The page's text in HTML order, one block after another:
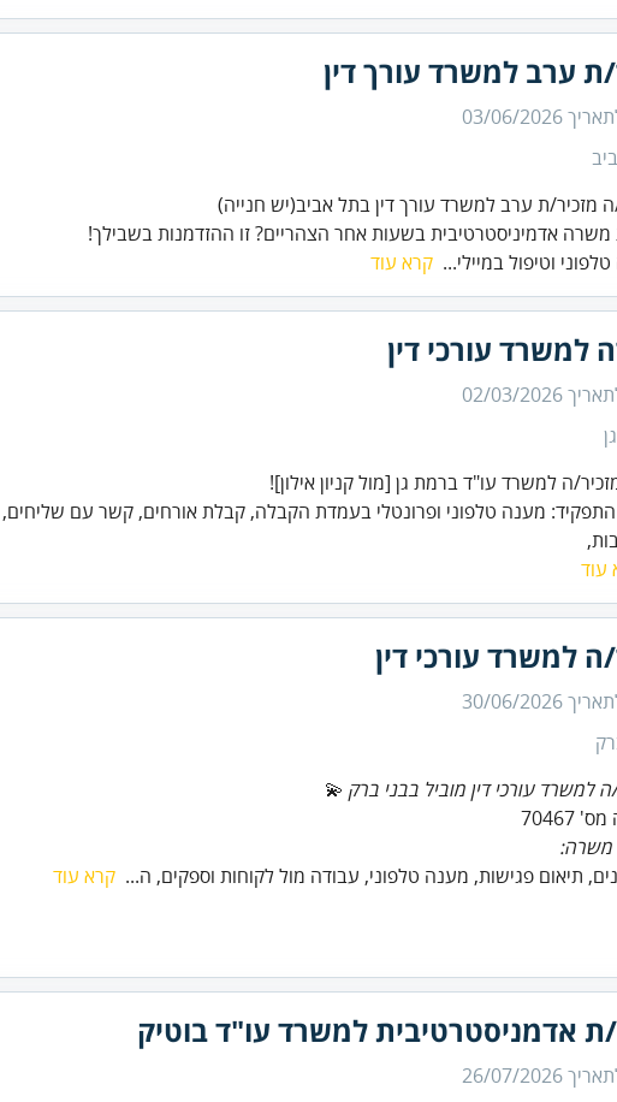
ת ערב למשרד עורך דין
03/06/2026
אדמיניסטרטיבית בשעות אחר הצהריים? זו ההזדמנות בשבילך!
וטיפול במיילי... קרא עוד
למשרד עורכי דין
02/03/2026
מענה טלפוני ופרונטלי בעמדת הקבלה, קבלת אורחים, קשר עם
עוד
ה למשרד עורכי דין
30/06/2026
ה למשרד עורכי דין מוביל בבני ברק
משרה:
תיאום פגישות, מענה טלפוני, עבודה מול לקוחות וספקים, ה... קרא עוד
אדמניסטרטיבית למשרד עו"ד בוטיק
26/07/2026